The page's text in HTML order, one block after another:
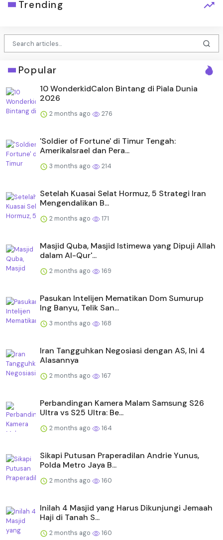
Trending
Popular
10 WonderkidCalon Bintang di Piala Dunia
2026
2 months ago 276
'Soldier of Fortune' di Timur Tengah:
AmerikaIsrael dan Pera...
3 months ago 214
Setelah Kuasai Selat Hormuz, 5 Strategi Iran
Mengendalikan B...
2 months ago 171
Masjid Quba, Masjid Istimewa yang Dipuji Allah
dalam Al-Qur'...
2 months ago 169
Pasukan Intelijen Mematikan Dom Sumurup
Ing Banyu, Telik San...
3 months ago 168
Iran Tangguhkan Negosiasi dengan AS, Ini 4
Alasannya
2 months ago 167
Perbandingan Kamera Malam Samsung S26
Ultra vs S25 Ultra: Be...
2 months ago 164
Sikapi Putusan Praperadilan Andrie Yunus,
Polda Metro Jaya B...
2 months ago 160
Inilah 4 Masjid yang Harus Dikunjungi Jemaah
Haji di Tanah S...
2 months ago 160